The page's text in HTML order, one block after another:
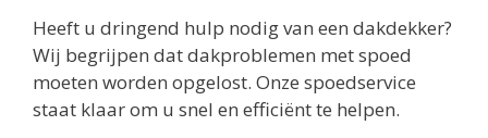
Heeft u dringend hulp nodig van een dakdekker?
Wij begrijpen dat dakproblemen met spoed
moeten worden opgelost. Onze spoedservice
staat klaar om u snel en efficiënt te helpen.